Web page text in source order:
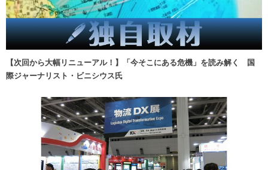
【次回から大幅リニューアル！】「今そこにある危機」を読み解く 国
際ジャーナリスト・ビニシウス氏